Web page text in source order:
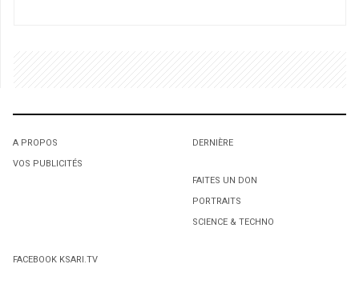
1
Les U-17 algériens à l’heure de vérité
1
L'octroi accidentel du Gant Court.
1
L'octroi accidentel du Gant Court.
A PROPOS
VOS PUBLICITÉS
DERNIÈRE
FAITES UN DON
PORTRAITS
SCIENCE & TECHNO
FACEBOOK KSARI.TV